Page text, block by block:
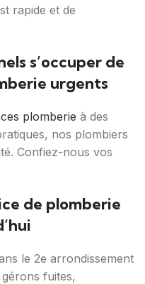
rapide et de
s’occuper de
urgents
plomberie à des
nos plombiers
Confiez-nous vos
de plomberie
le 2e arrondissement
fuites,